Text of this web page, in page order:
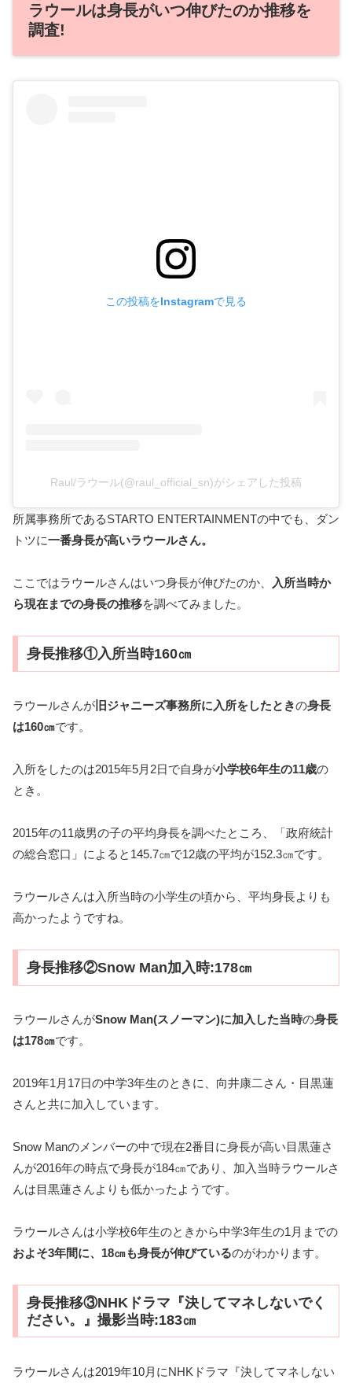
ラウールは身長がいつ伸びたのか推移を
調査!
この投稿をInstagramで見る
Raul/ラウール(@raul_official_sn)がシェアした投稿
所属事務所であるSTARTO ENTERTAINMENTの中でも、ダン
トツに一番身長が高いラウールさん。
ここではラウールさんはいつ身長が伸びたのか、
入所当時か
ら現在までの身長の推移を調べてみました。
身長推移①入所当時160㎝
ラウールさんが 旧ジャニーズ事務所に入所をしたときの身長
は160㎝です。
入所をしたのは2015年5月2日で自身が小学校6年生の11歳の
とき。
2015年の11歳男の子の平均身長を調べたところ、「政府統計
の総合窓口」によると145.7㎝で12歳の平均が152.3㎝です。
ラウールさんは入所当時の小学生の頃から、平均身長よりも
高かったようですね。
身長推移②Snow Man加入時:178㎝
ラウールさんがSnow Man(スノーマン)に加入した当時の身長
は178㎝です。
2019年1月17日の中学3年生のときに、向井康二さん・目黒蓮
さんと共に加入しています。
Snow Manのメンバーの中で現在2番目に身長が高い目黒蓮さ
んが2016年の時点で身長が184㎝であり、加入当時ラウールさ
んは目黒蓮さんよりも低かったようです。
ラウールさんは小学校6年生のときから中学3年生の1月までの
およそ3年間に、18㎝も身長が伸びているのがわかります。
身長推移③NHKドラマ『決してマネしないでく
ださい。』撮影当時:183㎝
ラウールさんは2019年10月にNHKドラマ『決してマネしない